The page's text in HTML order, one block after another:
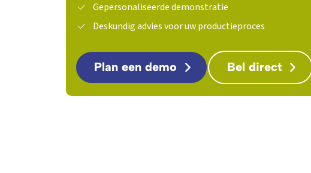
Gepersonaliseerde demonstratie
Deskundig advies voor uw productieproces
Plan een demo Bel direct